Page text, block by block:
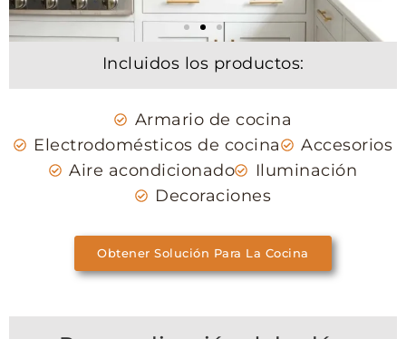
Incluidos los productos:
Armario de cocina
Electrodomésticos de cocina
Accesorios
Aire acondicionado
Iluminación
Decoraciones
Obtener Solución Para La Cocina